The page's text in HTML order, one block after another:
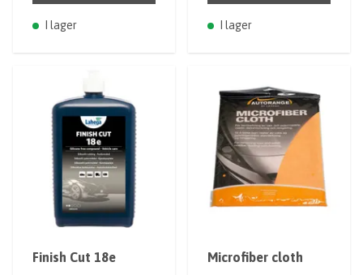
I lager I lager
Finish Cut 18e Microfiber cloth